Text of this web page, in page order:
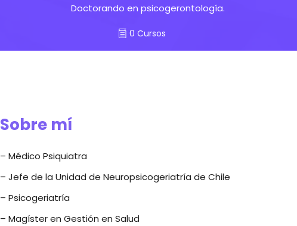
Doctorando en psicogerontología.
0 Cursos
Sobre mí
– Médico Psiquiatra
– Jefe de la Unidad de Neuropsicogeriatría de Chile
– Psicogeriatría
– Magíster en Gestión en Salud